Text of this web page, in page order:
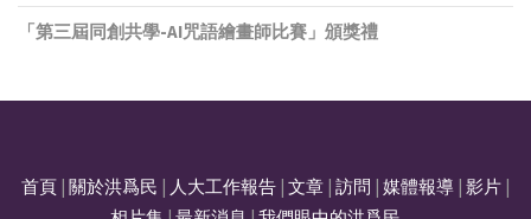
「第三屆同創共學-AI咒語繪畫師比賽」頒獎禮
首頁 | 關於洪爲民 | 人大工作報告 | 文章 | 訪問 | 媒體報導 | 影片 |